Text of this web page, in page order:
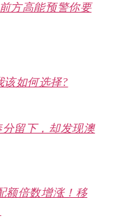
方高能预警你要
该如何选择?
留下，却发现澳
额倍数增涨！移